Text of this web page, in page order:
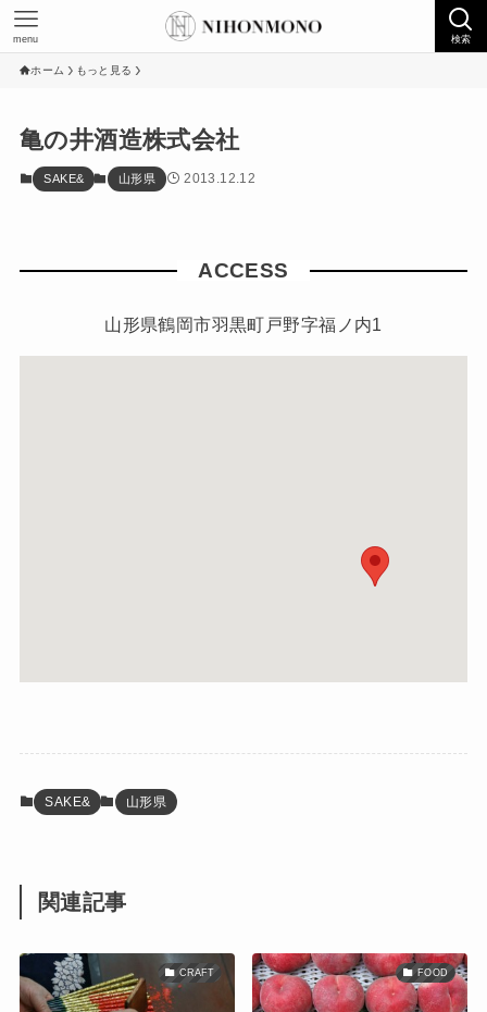
検索
menu
ホーム もっと見る
亀の井酒造株式会社
SAKE& 山形県 2013.12.12
ACCESS
山形県鶴岡市羽黒町戸野字福ノ内1
SAKE& 山形県
関連記事
CRAFT FOOD